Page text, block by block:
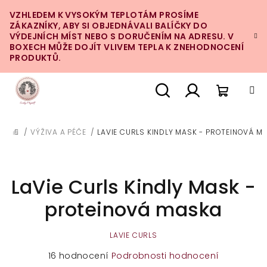
na
obsah
VZHLEDEM K VYSOKÝM TEPLOTÁM PROSÍME
ZÁKAZNÍKY, ABY SI OBJEDNÁVALI BALÍČKY DO
VÝDEJNÍCH MÍST NEBO S DORUČENÍM NA ADRESU. V
BOXECH MŮŽE DOJÍT VLIVEM TEPLA K ZNEHODNOCENÍ
PRODUKTŮ.
DOMŮ
/ VÝŽIVA A PÉČE / LAVIE CURLS KINDLY MASK - PROTEINOVÁ
LaVie Curls Kindly Mask -
proteinová maska
LAVIE CURLS
Průměrné
16 hodnocení Podrobnosti hodnocení